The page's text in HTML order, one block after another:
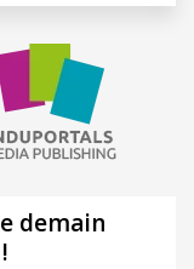
demain